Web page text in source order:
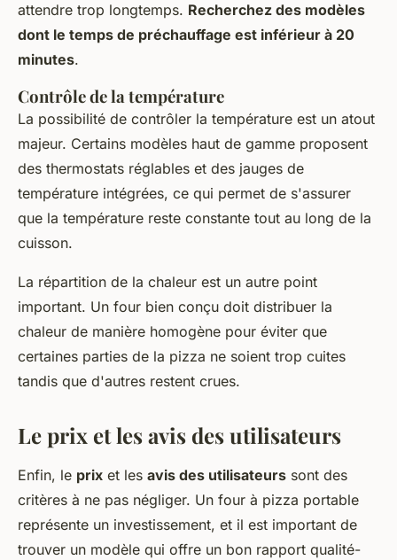
attendre trop longtemps. Recherchez des modèles
dont le temps de préchauffage est inférieur à 20
minutes.
Contrôle de la température
La possibilité de contrôler la température est un atout
majeur. Certains modèles haut de gamme proposent
des thermostats réglables et des jauges de
température intégrées, ce qui permet de s'assurer
que la température reste constante tout au long de la
cuisson.
La répartition de la chaleur est un autre point
important. Un four bien conçu doit distribuer la
chaleur de manière homogène pour éviter que
certaines parties de la pizza ne soient trop cuites
tandis que d'autres restent crues.
Le prix et les avis des utilisateurs
Enfin, le prix et les avis des utilisateurs sont des
critères à ne pas négliger. Un four à pizza portable
représente un investissement, et il est important de
trouver un modèle qui offre un bon rapport qualité-